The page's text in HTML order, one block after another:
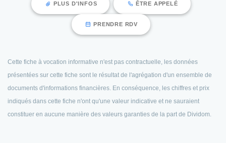
PLUS D'INFOS ÊTRE APPELÉ
PRENDRE RDV
Cette fiche à vocation informative n'est pas contractuelle, les données
présentées sur cette fiche sont le résultat de l'agrégation d'un ensemble de
documents d'informations financières. En conséquence, les chiffres et prix
indiqués dans cette fiche n'ont qu'une valeur indicative et ne sauraient
constituer en aucune manière des valeurs garanties de la part de Dividom.